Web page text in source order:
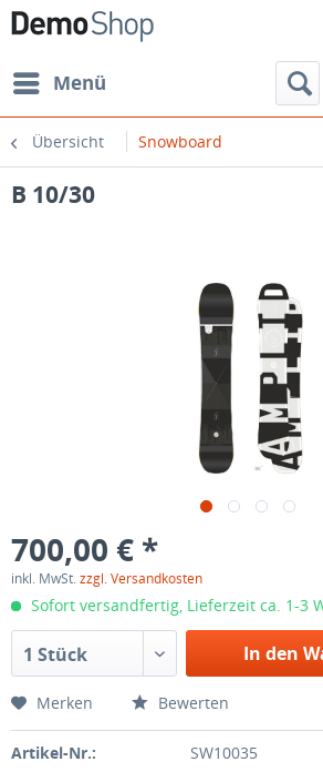
Menü
Übersicht Snowboard
B 10/30
700,00 € *
inkl. MwSt.zzgl. Versandkosten
Sofort versandfertig, Lieferzeit ca. 1-3
1 Stück In den
Merken Bewerten
Artikel-Nr.: SW10035